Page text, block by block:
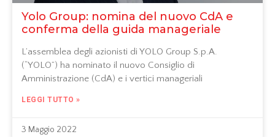
Yolo Group: nomina del nuovo CdA e
conferma della guida manageriale
L’assemblea degli azionisti di YOLO Group S.p.A.
(“YOLO”) ha nominato il nuovo Consiglio di
Amministrazione (CdA) e i vertici manageriali
LEGGI TUTTO »
3 Maggio 2022